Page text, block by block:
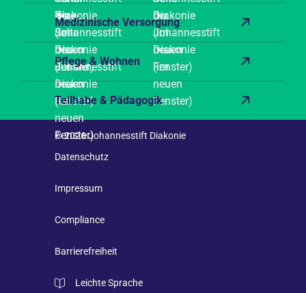
Medizinische Versorgung
Pflege & Wohnen
Teilhabe & Pädagogik
© 2026 Johannesstift Diakonie
Datenschutz
Impressum
Compliance
Barrierefreiheit
Leichte Sprache